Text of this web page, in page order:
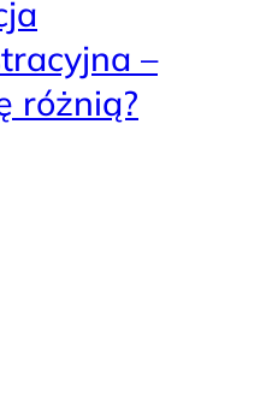
–
różnią?